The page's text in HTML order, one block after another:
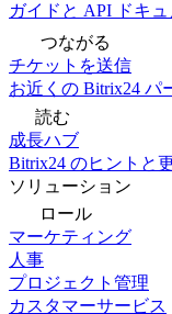
ガイドと API ドキュ
つながる
チケットを送信
お近くの Bitrix24 パ
読む
成長ハブ
Bitrix24 のヒントと
ソリューション
ロール
マーケティング
人事
プロジェクト管理
カスタマーサービス